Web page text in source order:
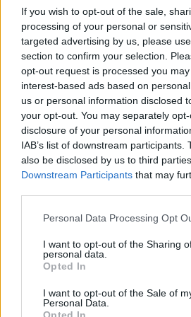
If you wish to opt-out of the sale,
processing of your personal or
targeted advertising by us, please
section to confirm your selection.
opt-out request is processed you
interest-based ads based on
us or personal information disclosed
your opt-out. You may separately
disclosure of your personal
IAB’s list of downstream participants.
also be disclosed by us to third
Downstream Participants that may
Please note that this website/app
not limited to your visit or usage
grant or deny consent to Google and
use your data for below specified
consent section.
Personal Data Processing Opt
I want to opt-out of the Sharing
personal data.
Opted In
I want to opt-out of the Sale of
Personal Data.
folytatása végre
Könyvajánló - Josh
(Madarak a dobozban 2.)
2020. október 12.